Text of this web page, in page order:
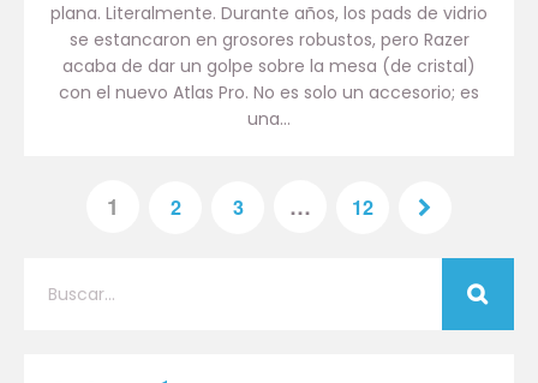
plana. Literalmente. Durante años, los pads de vidrio
se estancaron en grosores robustos, pero Razer
acaba de dar un golpe sobre la mesa (de cristal)
con el nuevo Atlas Pro. No es solo un accesorio; es
una…
1 2 3 … 12